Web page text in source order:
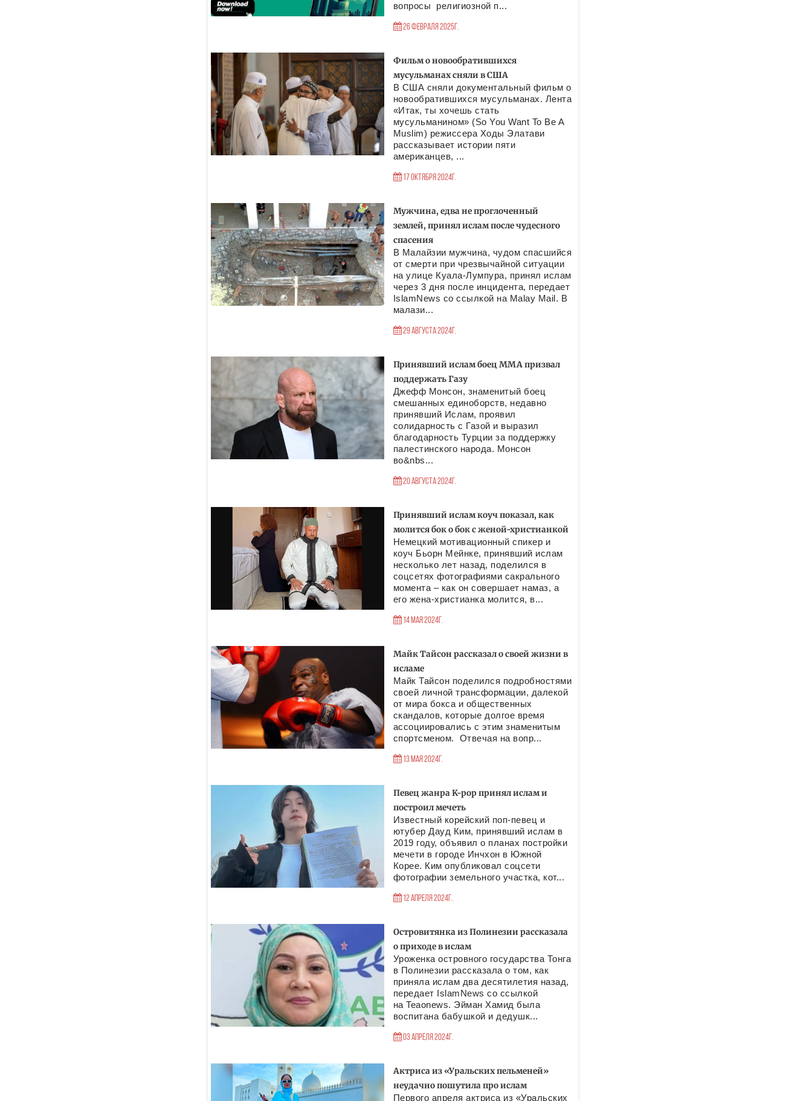
вопросы религиозной п...
26 Февраля 2025г.
Фильм о новообратившихся
мусульманах сняли в США
В США сняли документальный фильм о
новообратившихся мусульманах. Лента
«Итак, ты хочешь стать
мусульманином» (So You Want To Be A
Muslim) режиссера Ходы Элатави
рассказывает истории пяти
американцев, ...
17 Октября 2024г.
Мужчина, едва не проглоченный
землей, принял ислам после чудесного
спасения
В Малайзии мужчина, чудом спасшийся
от смерти при чрезвычайной ситуации
на улице Куала-Лумпура, принял ислам
через 3 дня после инцидента, передает
IslamNews со ссылкой на Malay Mail. В
малази...
29 Августа 2024г.
Принявший ислам боец MMA призвал
поддержать Газу
Джефф Монсон, знаменитый боец
смешанных единоборств, недавно
принявший Ислам, проявил
солидарность с Газой и выразил
благодарность Турции за поддержку
палестинского народа. Монсон
во&nbs...
20 Августа 2024г.
Принявший ислам коуч показал, как
молится бок о бок с женой-христианкой
Немецкий мотивационный спикер и
коуч Бьорн Мейнке, принявший ислам
несколько лет назад, поделился в
соцсетях фотографиями сакрального
момента – как он совершает намаз, а
его жена-христианка молится, в...
14 Мая 2024г.
Майк Тайсон рассказал о своей жизни в
исламе
Майк Тайсон поделился подробностями
своей личной трансформации, далекой
от мира бокса и общественных
скандалов, которые долгое время
ассоциировались с этим знаменитым
спортсменом. Отвечая на вопр...
13 Мая 2024г.
Певец жанра K-pop принял ислам и
построил мечеть
Известный корейский поп-певец и
ютубер Дауд Ким, принявший ислам в
2019 году, объявил о планах постройки
мечети в городе Инчхон в Южной
Корее. Ким опубликовал соцсети
фотографии земельного участка, кот...
12 Апреля 2024г.
Островитянка из Полинезии рассказала
о приходе в ислам
Уроженка островного государства Тонга
в Полинезии рассказала о том, как
приняла ислам два десятилетия назад,
передает IslamNews со ссылкой
на Teaonews. Эйман Хамид была
воспитана бабушкой и дедушк...
03 Апреля 2024г.
Актриса из «Уральских пельменей»
неудачно пошутила про ислам
Первого апреля актриса из «Уральских